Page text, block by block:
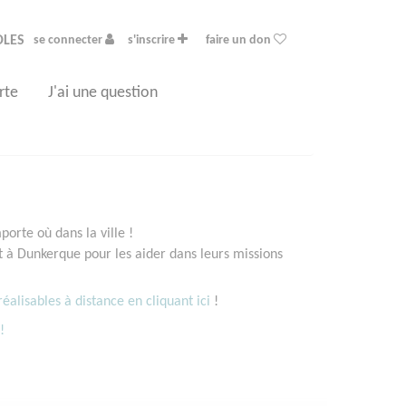
se connecter s'inscrire faire un don
J'ai une question
où dans la ville !
Dunkerque pour les aider dans leurs missions
à distance en cliquant ici !